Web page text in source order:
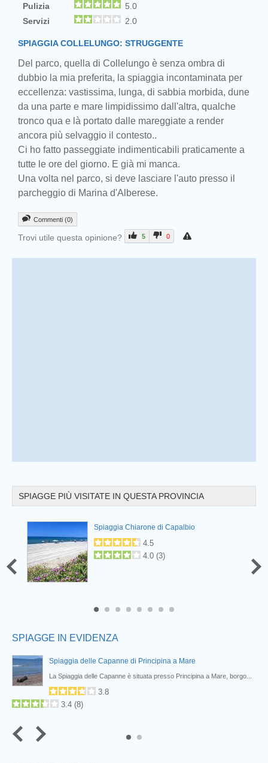
Pulizia
5.0
Servizi
2.0
SPIAGGIA COLLELUNGO: STRUGGENTE
Del parco, quella di Collelungo è senza ombra di
dubbio la mia preferita, la spiaggia incontaminata per
eccellenza: vastissima, lunga, di sabbia morbida, dune
da una parte e mare limpidissimo dall'altra, qualche
tronco qua e là portato dalle mareggiate a render
ancora più selvaggio il contesto..
Ci ho fatto passeggiate indimenticabili praticamente a
tutte le ore del giorno. E già mi manca.
Una volta nel parco, si deve lasciare l'auto presso il
parcheggio di Marina d'Alberese.
Commenti (0)
Trovi utile questa opinione? 5 0
SPIAGGE PIÙ VISITATE IN QUESTA PROVINCIA
Spiaggia Chiarone di Capalbio
4.5
4.0 (3)
SPIAGGE IN EVIDENZA
Spiaggia delle Capanne di Principina a Mare
La Spiaggia delle Capanne è situata presso Principina a Mare, borgo...
3.8
3.4 (8)